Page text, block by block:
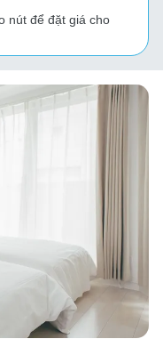
nút để đặt giá cho